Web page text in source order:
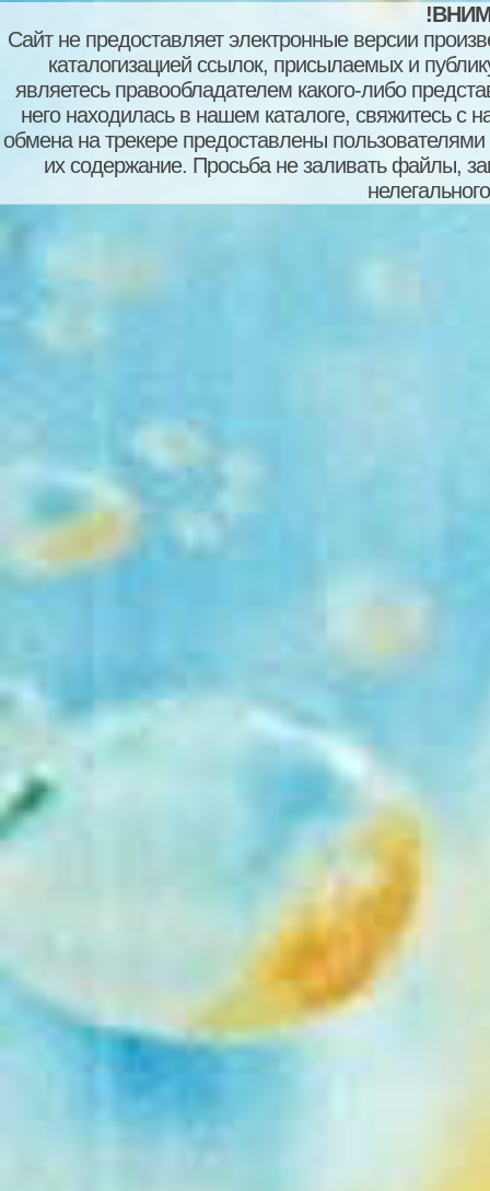
Сайт не предоставляет электронные версии
каталогизацией ссылок, присылаемых и
являетесь правообладателем какого-либо
него находилась в нашем каталоге, свяжитесь
обмена на трекере предоставлены пользователями
их содержание. Просьба не заливать файлы,